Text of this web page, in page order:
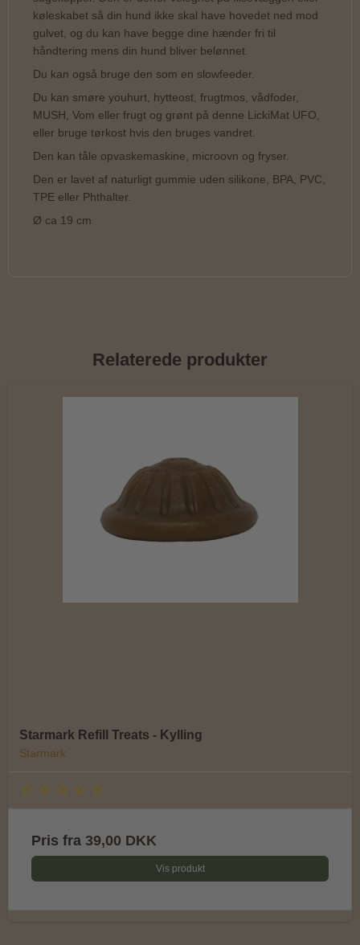
køleskabet så din hund ikke skal have hovedet ned mod
gulvet, og du kan have begge dine hænder fri til
håndtering mens din hund bliver belønnet.
Du kan også bruge den som en slowfeeder.
Du kan smøre youhurt, hytteost, frugtmos, vådfoder,
MUSH, Vom eller frugt og grønt på denne LickiMat UFO,
eller bruge tørkost hvis den bruges vandret.
Den kan tåle opvaskemaskine, microovn og fryser.
Den er lavet af naturligt gummie uden silikone, BPA, PVC,
TPE eller Phthalter.
Ø ca 19 cm
Relaterede produkter
Starmark Refill Treats - Kylling
Starmark
Pris fra 39,00 DKK
Vis produkt